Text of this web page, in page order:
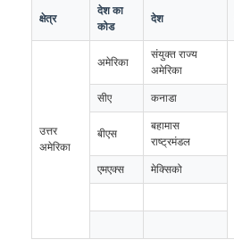
क्षेत्र
देश का
कोड
देश
उत्तर
अमेरिका
अमेरिका
संयुक्त राज्य
अमेरिका
सीए कनाडा
बीएस
बहामास
राष्ट्रमंडल
एमएक्स मेक्सिको